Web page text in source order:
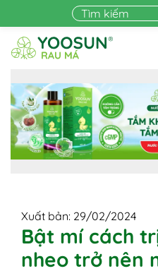
Skip to main content
Xuất bản: 29/02/2024
Bật mí cách
nheo trở nên